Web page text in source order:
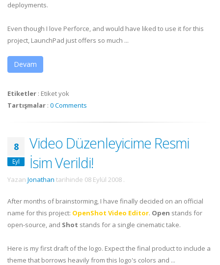
deployments.
Even though I love Perforce, and would have liked to use it for this
project, LaunchPad just offers so much ...
Devam
Etiketler : Etiket yok
Tartışmalar : 0 Comments
8
Eyl
Video Düzenleyicime Resmi
İsim Verildi!
Yazan Jonathan tarihinde 08 Eylül 2008 .
After months of brainstorming, I have finally decided on an official
name for this project: OpenShot Video Editor. Open stands for
open-source, and Shot stands for a single cinematic take.
Here is my first draft of the logo. Expect the final product to include a
theme that borrows heavily from this logo's colors and ...